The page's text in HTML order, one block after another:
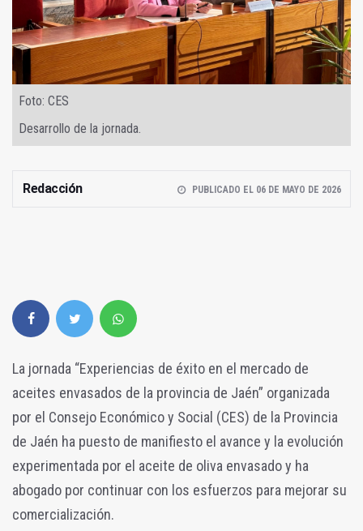
Foto: CES
Desarrollo de la jornada.
Redacción PUBLICADO EL 06 DE MAYO DE 2026
La jornada “Experiencias de éxito en el mercado de
aceites envasados de la provincia de Jaén” organizada
por el Consejo Económico y Social (CES) de la Provincia
de Jaén ha puesto de manifiesto el avance y la evolución
experimentada por el aceite de oliva envasado y ha
abogado por continuar con los esfuerzos para mejorar su
comercialización.